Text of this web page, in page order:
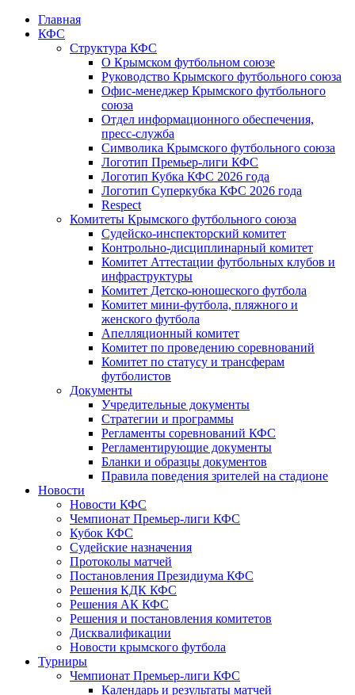
Главная
КФС
Структура КФС
О Крымском футбольном союзе
Руководство Крымского футбольного союза
Офис-менеджер Крымского футбольного
союза
Отдел информационного обеспечения,
пресс-служба
Символика Крымского футбольного союза
Логотип Премьер-лиги КФС
Логотип Кубка КФС 2026 года
Логотип Суперкубка КФС 2026 года
Respect
Комитеты Крымского футбольного союза
Судейско-инспекторский комитет
Контрольно-дисциплинарный комитет
Комитет Аттестации футбольных клубов и
инфраструктуры
Комитет Детско-юношеского футбола
Комитет мини-футбола, пляжного и
женского футбола
Апелляционный комитет
Комитет по проведению соревнований
Комитет по статусу и трансферам
футболистов
Документы
Учредительные документы
Стратегии и программы
Регламенты соревнований КФС
Регламентирующие документы
Бланки и образцы документов
Правила поведения зрителей на стадионе
Новости
Новости КФС
Чемпионат Премьер-лиги КФС
Кубок КФС
Судейские назначения
Протоколы матчей
Постановления Президиума КФС
Решения КДК КФС
Решения АК КФС
Решения и постановления комитетов
Дисквалификации
Новости крымского футбола
Турниры
Чемпионат Премьер-лиги КФС
Календарь и результаты матчей